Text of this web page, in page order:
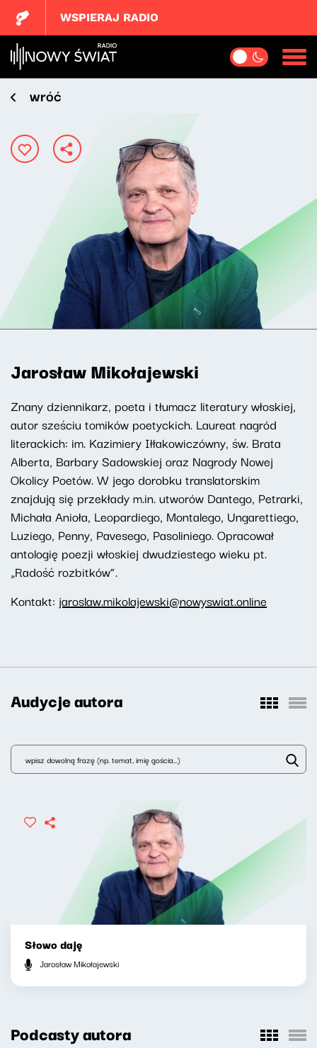
WSPIERAJ RADIO
wróć
Jarosław Mikołajewski
Znany dziennikarz, poeta i tłumacz literatury włoskiej,
autor sześciu tomików poetyckich. Laureat nagród
literackich: im. Kazimiery Iłłakowiczówny, św. Brata
Alberta, Barbary Sadowskiej oraz Nagrody Nowej
Okolicy Poetów. W jego dorobku translatorskim
znajdują się przekłady m.in. utworów Dantego, Petrarki,
Michała Anioła, Leopardiego, Montalego, Ungarettiego,
Luziego, Penny, Pavesego, Pasoliniego. Opracował
antologię poezji włoskiej dwudziestego wieku pt.
„Radość rozbitków”.
Kontakt: jaroslaw.mikolajewski@nowyswiat.online
Audycje autora
Słowo daję
Jarosław Mikołajewski
Podcasty autora